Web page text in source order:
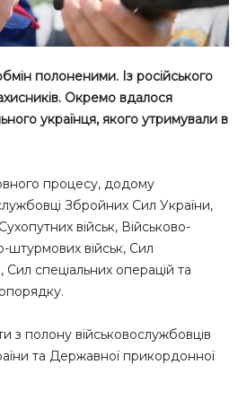
полоненими. Із російського
Окремо вдалося
українця, якого утримували в
процесу, додому
Збройних Сил України,
військ, Військово-
військ, Сил
Сил спеціальних операцій та
з полону військовослужбовців
та Державної прикордонної